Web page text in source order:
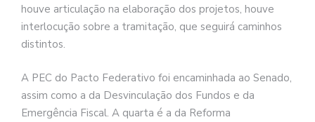
houve articulação na elaboração dos projetos, houve
interlocução sobre a tramitação, que seguirá caminhos
distintos.
A PEC do Pacto Federativo foi encaminhada ao Senado,
assim como a da Desvinculação dos Fundos e da
Emergência Fiscal. A quarta é a da Reforma